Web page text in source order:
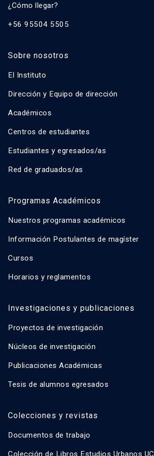
¿Cómo llegar?
+56 95504 5505
Sobre nosotros
El Instituto
Dirección y Equipo de dirección
Académicos
Centros de estudiantes
Estudiantes y egresados/as
Red de graduados/as
Programas Académicos
Nuestros programas académicos
Información Postulantes de magíster
Cursos
Horarios y reglamentos
Investigaciones y publicaciones
Proyectos de investigación
Núcleos de investigación
Publicaciones Académicas
Tesis de alumnos egresados
Colecciones y revistas
Documentos de trabajo
Colección de Libros Estudios Urbanos UC